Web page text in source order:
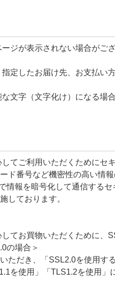
ージが表示されない場合がご
指定したお届け先、お支払い
文字（文字化け）になる場
てご利用いただくためにセ
ド番号など機密性の高い情
情報を暗号化して通信する
しております。
てお買物いただくために、
の場合＞
ただき、「SSL2.0を使用す
を使用」「TLS1.2を使用」